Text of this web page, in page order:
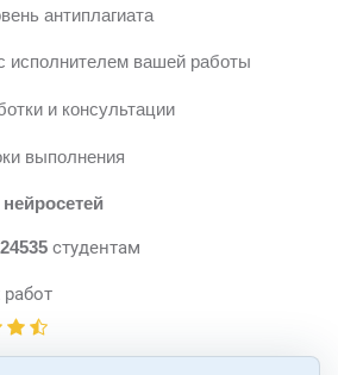
антиплагиата
исполнителем вашей работы
и консультации
выполнения
24535 студентам